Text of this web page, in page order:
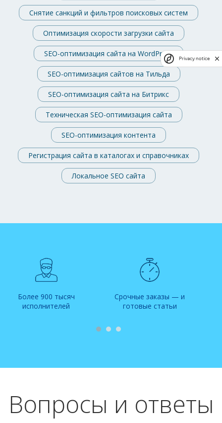
Снятие санкций и фильтров поисковых систем
Оптимизация скорости загрузки сайта
SEO-оптимизация сайта на WordPress
SEO-оптимизация сайтов на Тильда
SEO-оптимизация сайта на Битрикс
Техническая SEO-оптимизация сайта
SEO-оптимизация контента
Регистрация сайта в каталогах и справочниках
Локальное SEO сайта
Более 900 тысяч
исполнителей
Срочные заказы — и
готовые статьи
Вопросы и ответы
Privacy notice